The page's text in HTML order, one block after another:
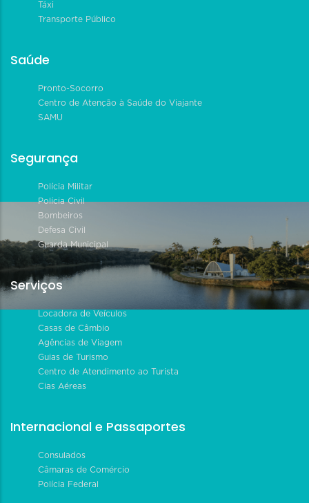
Táxi
Transporte Público
Saúde
Pronto-Socorro
Centro de Atenção à Saúde do Viajante
SAMU
Segurança
Polícia Militar
Polícia Civil
Bombeiros
Defesa Civil
Guarda Municipal
Serviços
Locadora de Veículos
Casas de Câmbio
Agências de Viagem
Guias de Turismo
Centro de Atendimento ao Turista
Cias Aéreas
Internacional e Passaportes
Consulados
Câmaras de Comércio
Polícia Federal